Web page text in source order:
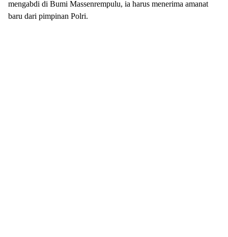
mengabdi di Bumi Massenrempulu, ia harus menerima amanat
baru dari pimpinan Polri.